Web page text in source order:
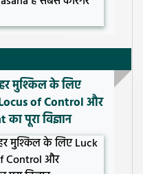
मुश्किल के लिए
of Control और
पूरा विज्ञान